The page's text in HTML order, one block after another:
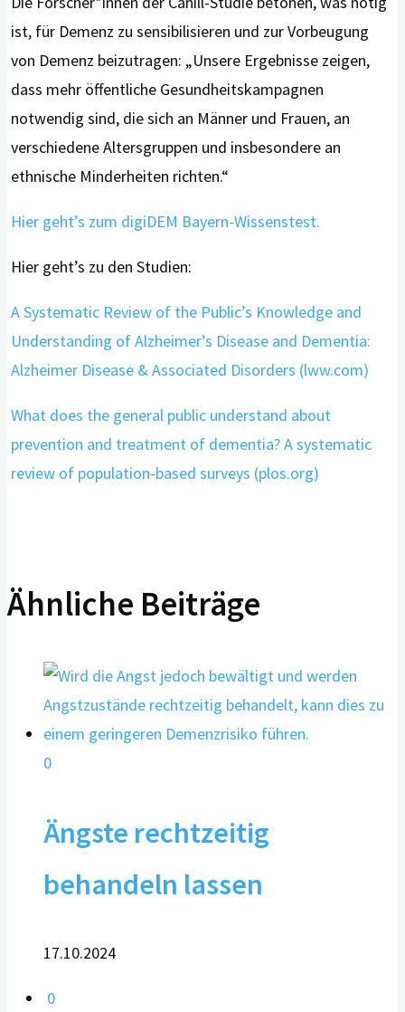
ist, für Demenz zu sensibilisieren und zur Vorbeugung
von Demenz beizutragen: „Unsere Ergebnisse zeigen,
dass mehr öffentliche Gesundheitskampagnen
notwendig sind, die sich an Männer und Frauen, an
verschiedene Altersgruppen und insbesondere an
ethnische Minderheiten richten.“
Hier geht’s zum digiDEM Bayern-Wissenstest.
Hier geht’s zu den Studien:
A Systematic Review of the Public’s Knowledge and
Understanding of Alzheimer’s Disease and Dementia:
Alzheimer Disease & Associated Disorders (lww.com)
What does the general public understand about
prevention and treatment of dementia? A systematic
review of population-based surveys (plos.org)
Ähnliche Beiträge
0
Ängste rechtzeitig
behandeln lassen
17.10.2024
0